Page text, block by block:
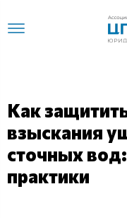
Как
взыскания
сточных
практики